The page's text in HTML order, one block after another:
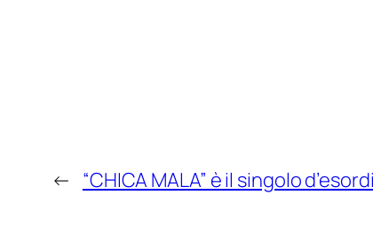
← “CHICA MALA” è il singolo